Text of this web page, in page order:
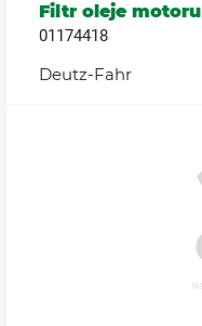
Filtr oleje motoru
01174418
Deutz-Fahr